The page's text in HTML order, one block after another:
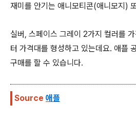
재미를 안기는 애니모티콘(애니모지)
실버, 스페이스 그레이 2가지 컬러를
터 가격대를 형성하고 있는데요. 애플
구매를 할 수 있습니다.
Source 애플